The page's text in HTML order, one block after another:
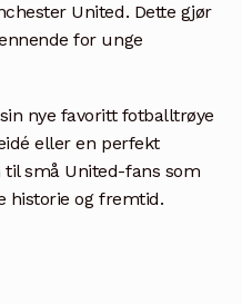
United. Dette gjør
for unge
nye favoritt fotballtrøye
eller en perfekt
til små United-fans som
historie og fremtid.